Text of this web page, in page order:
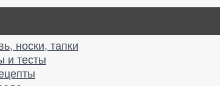
носки, тапки
и тесты